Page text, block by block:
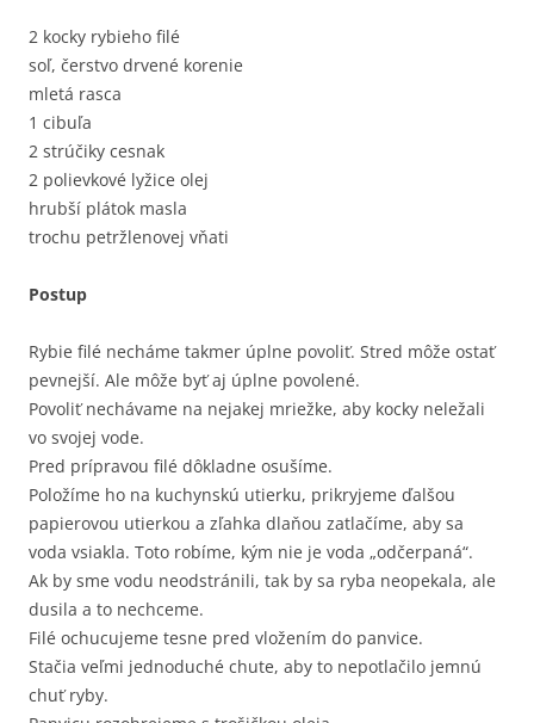
2 kocky rybieho filé
soľ, čerstvo drvené korenie
mletá rasca
1 cibuľa
2 strúčiky cesnak
2 polievkové lyžice olej
hrubší plátok masla
trochu petržlenovej vňati
Postup
Rybie filé necháme takmer úplne povoliť. Stred môže ostať
pevnejší. Ale môže byť aj úplne povolené.
Povoliť nechávame na nejakej mriežke, aby kocky neležali
vo svojej vode.
Pred prípravou filé dôkladne osušíme.
Položíme ho na kuchynskú utierku, prikryjeme ďalšou
papierovou utierkou a zľahka dlaňou zatlačíme, aby sa
voda vsiakla. Toto robíme, kým nie je voda „odčerpaná“.
Ak by sme vodu neodstránili, tak by sa ryba neopekala, ale
dusila a to nechceme.
Filé ochucujeme tesne pred vložením do panvice.
Stačia veľmi jednoduché chute, aby to nepotlačilo jemnú
chuť ryby.